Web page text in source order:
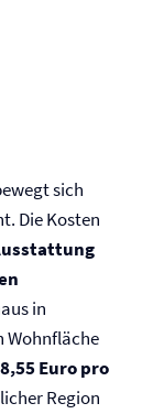
sich
Die Kosten
in
Wohnfläche
Euro pro
Region